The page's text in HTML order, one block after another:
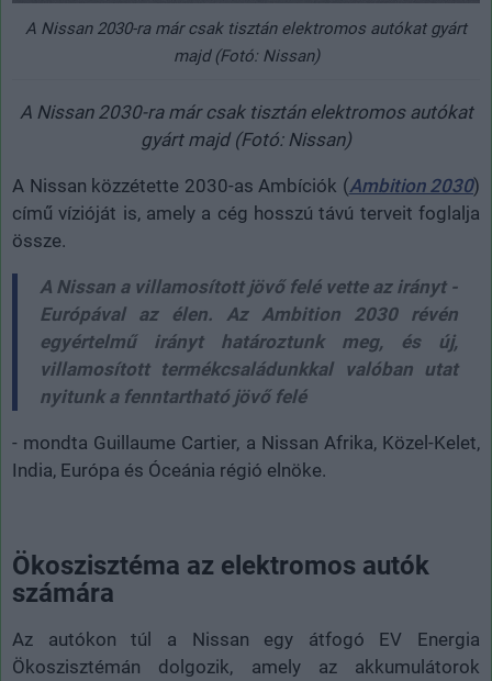
A Nissan 2030-ra már csak tisztán elektromos autókat gyárt
majd (Fotó: Nissan)
A Nissan 2030-ra már csak tisztán elektromos autókat
gyárt majd (Fotó: Nissan)
A Nissan közzétette 2030-as Ambíciók (Ambition 2030)
című vízióját is, amely a cég hosszú távú terveit foglalja
össze.
A Nissan a villamosított jövő felé vette az irányt -
Európával az élen. Az Ambition 2030 révén
egyértelmű irányt határoztunk meg, és új,
villamosított termékcsaládunkkal valóban utat
nyitunk a fenntartható jövő felé
- mondta Guillaume Cartier, a Nissan Afrika, Közel-Kelet,
India, Európa és Óceánia régió elnöke.
Ökoszisztéma az elektromos autók
számára
Az autókon túl a Nissan egy átfogó EV Energia
Ökoszisztémán dolgozik, amely az akkumulátorok